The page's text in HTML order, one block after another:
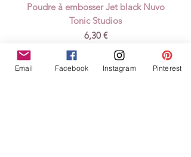
Poudre à embosser Jet black Nuvo
Tonic Studios
Preis
6,30 €
In den Warenkorb
Email Facebook Instagram Pinterest